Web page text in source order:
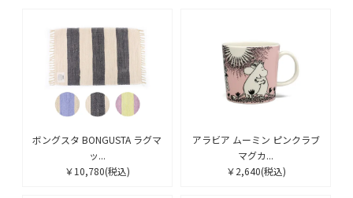
ボングスタ BONGUSTA ラグマ
ッ...
￥10,780(税込)
アラビア ムーミン ピンクラブ
マグカ...
￥2,640(税込)